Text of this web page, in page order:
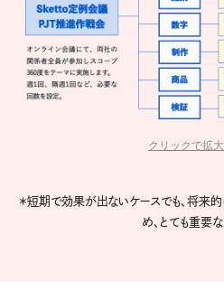
クリックで拡
＊短期で効果が出ないケースでも、将来
め、とても重要